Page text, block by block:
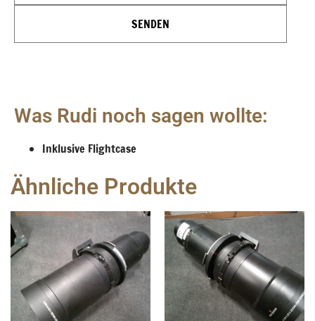
SENDEN
Was Rudi noch sagen wollte:
Inklusive Flightcase
Ähnliche Produkte